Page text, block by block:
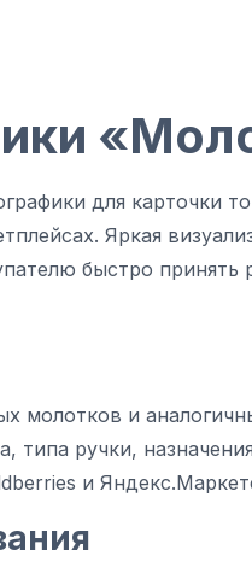
для карточки
Яркая
быстро принять
молотков и
типа ручки,
и